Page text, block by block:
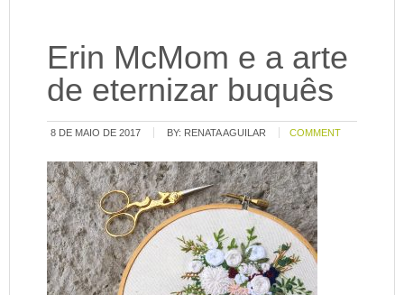
Erin McMom e a arte
de eternizar buquês
8 DE MAIO DE 2017 BY: RENATA AGUILAR COMMENT